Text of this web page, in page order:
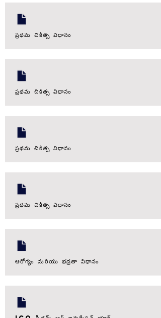
ప్రథమ చికిత్స విధానం
ప్రథమ చికిత్స విధానం
ప్రథమ చికిత్స విధానం
ప్రథమ చికిత్స విధానం
ఆరోగ్యం మరియు భద్రతా విధానం